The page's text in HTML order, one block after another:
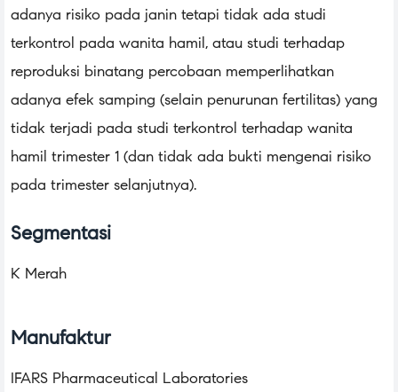
adanya risiko pada janin tetapi tidak ada studi
terkontrol pada wanita hamil, atau studi terhadap
reproduksi binatang percobaan memperlihatkan
adanya efek samping (selain penurunan fertilitas) yang
tidak terjadi pada studi terkontrol terhadap wanita
hamil trimester 1 (dan tidak ada bukti mengenai risiko
pada trimester selanjutnya).
Segmentasi
K Merah
Manufaktur
IFARS Pharmaceutical Laboratories